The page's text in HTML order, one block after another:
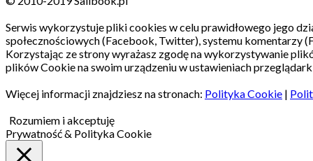
Serwis wykorzystuje pliki cookies w celu prawidłowego jego
społecznościowych (Facebook, Twitter), systemu komentarzy
Korzystając ze strony wyrażasz zgodę na wykorzystywanie
plików Cookie na swoim urządzeniu w ustawieniach
Więcej informacji znajdziesz na stronach: Polityka Cookie |
Rozumiem i akceptuję
Prywatność & Polityka Cookie